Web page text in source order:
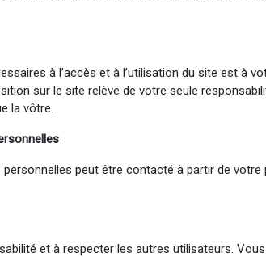
à l’accès et à l’utilisation du site est
sur le site relève de votre seule
la vôtre.
peut être contacté à partir de
et à respecter les autres utilisateurs.